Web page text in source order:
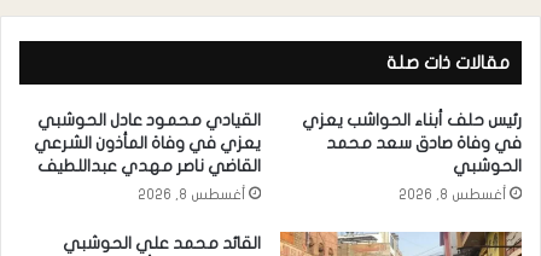
مقالات ذات صلة
رئيس حلف أبناء الحواشب يعزي
في وفاة صادق سعد محمد
الحوشبي
أغسطس 8, 2026
القيادي محمود عادل الحوشبي
يعزي في وفاة المأذون الشرعي
القاضي ناصر مهدي عبداللطيف
أغسطس 8, 2026
القائد محمد علي الحوشبي